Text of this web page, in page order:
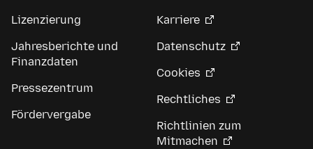
Lizenzierung
Jahresberichte und
Finanzdaten
Pressezentrum
Fördervergabe
Karriere
Datenschutz
Cookies
Rechtliches
Richtlinien zum
Mitmachen